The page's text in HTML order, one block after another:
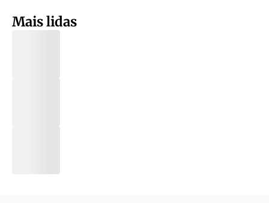
Mais lidas